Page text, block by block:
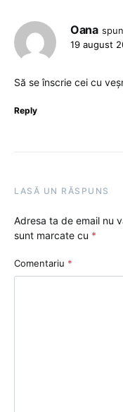
Oana
19 august
Să se înscrie cei cu
Reply
LASĂ UN RĂSPUNS
Adresa ta de email nu
sunt marcate cu *
Comentariu *